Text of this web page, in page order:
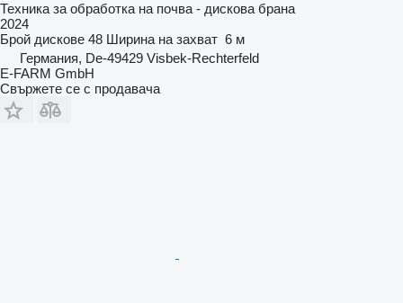
Техника за обработка на почва - дискова брана
2024
Брой дискове 48 Ширина на захват 6 м
Германия, De-49429 Visbek-Rechterfeld
E-FARM GmbH
Свържете се с продавача